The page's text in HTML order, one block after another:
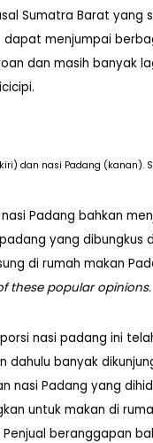
Sumatra Barat
menjumpai
dan masih banyak
dan nasi Padang (kanan).
Padang bahkan
yang
di rumah makan
these popular opinions.
nasi padang ini
dahulu banyak
nasi Padang yang
untuk makan di
beranggapan